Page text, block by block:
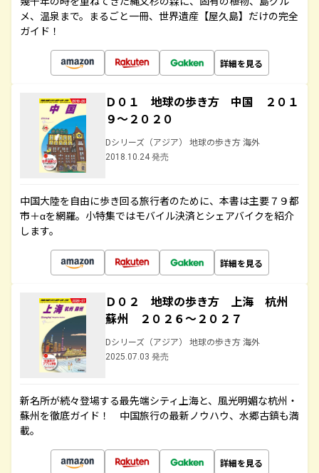
メ、温泉まで。まるごと一冊、世界遺産【屋久島】だけの完全
ガイド！
詳細を見る
Ｄ０１ 地球の歩き方 中国 ２０１
９～２０２０
Dシリーズ（アジア） 地球の歩き方 海外
2018.10.24 発売
中国大陸を自由に歩き回る旅行者のために、本書は主要７９都
市＋αを網羅。小特集ではモバイル決済とシェアバイクを紹介
します。
詳細を見る
Ｄ０２ 地球の歩き方 上海 杭州
蘇州 ２０２６～２０２７
Dシリーズ（アジア） 地球の歩き方 海外
2025.07.03 発売
新名所が続々登場する最先端シティ上海と、風光明媚な杭州・
蘇州を徹底ガイド！ 中国旅行の最新ノウハウ、水郷古鎮も満
載。
詳細を見る